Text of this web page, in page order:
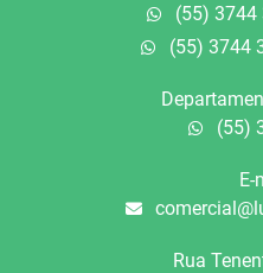
(55) 3744
(55) 3744
(55)
E-
Rua